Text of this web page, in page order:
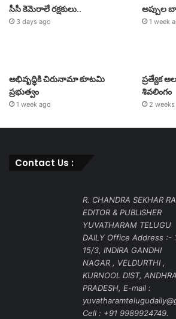
సీసీ కెమెరాలే రక్షకులు..
3 days ago
అప్పుల
1 week
అభివృద్ధికి చిరునామా కూటమి
ప్రభుత్వం
1 week ago
ప్రత్యేక
శివలింగం
2
Contact Us :
R. CHANDRA SEKHAR
EDITOR & PUBLISHER
YUVATHARAM TELUGU
DAILY Office Address :-
15/3, INDIRA GANDHI
NAGAR , VELDURTHI ,
KURNOOL DIST, ANDHRA
PRADESH, E-mail :
Cell : +91 9989924749.